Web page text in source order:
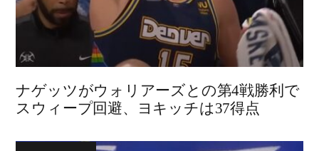
ナゲッツがウォリアーズとの第4戦勝利で
スウィープ回避、ヨキッチは37得点